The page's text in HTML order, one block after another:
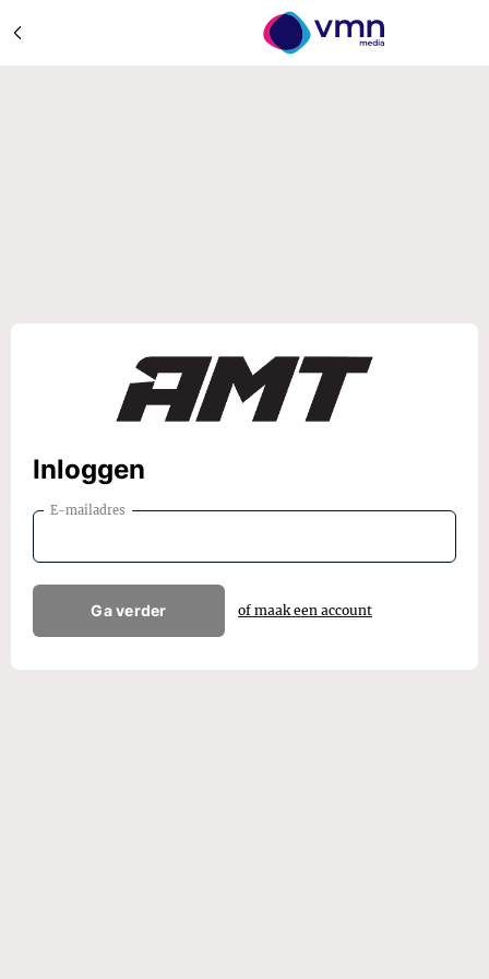
Inloggen
E-mailadres
Ga verder of maak een account